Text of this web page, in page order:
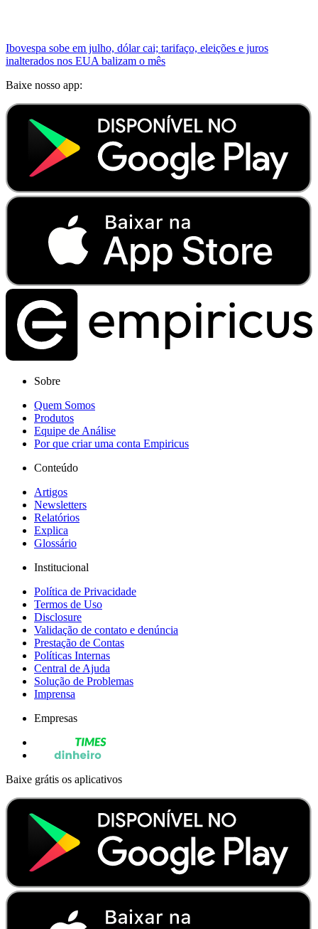
Ibovespa sobe em julho, dólar cai; tarifaço, eleições e juros
inalterados nos EUA balizam o mês
Baixe nosso app:
Sobre
Quem Somos
Produtos
Equipe de Análise
Por que criar uma conta Empiricus
Conteúdo
Artigos
Newsletters
Relatórios
Explica
Glossário
Institucional
Política de Privacidade
Termos de Uso
Disclosure
Validação de contato e denúncia
Prestação de Contas
Políticas Internas
Central de Ajuda
Solução de Problemas
Imprensa
Empresas
Baixe grátis os aplicativos